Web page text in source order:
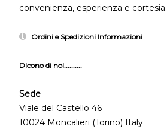
convenienza, esperienza e cortesia.
Ordini e Spedizioni Informazioni
Dicono di noi..........
Sede
Viale del Castello 46
10024 Moncalieri (Torino) Italy